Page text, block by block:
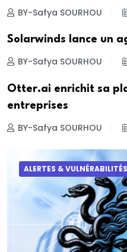
BY-Safya SOURHOU
Solarwinds lance un
BY-Safya SOURHOU
Otter.ai enrichit sa
entreprises
BY-Safya SOURHOU
ALERTES & VULNÉRABILITÉS